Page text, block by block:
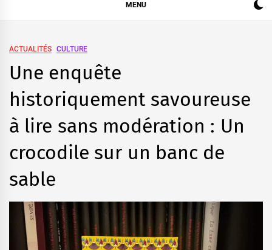
MENU
ACTUALITÉS CULTURE
Une enquête
historiquement savoureuse
à lire sans modération : Un
crocodile sur un banc de
sable